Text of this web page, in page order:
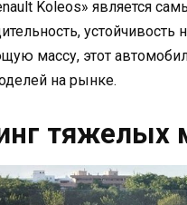
Koleos» является
массу, этот
на рынке.
тяжелых